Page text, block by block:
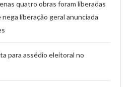
quatro obras foram liberadas
liberação geral anunciada
para assédio eleitoral no